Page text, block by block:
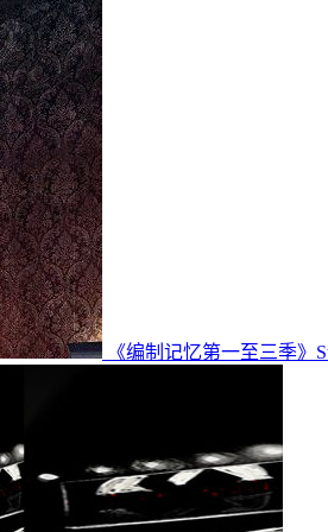
《编制记忆第一至三季》